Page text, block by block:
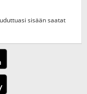
sisään saatat